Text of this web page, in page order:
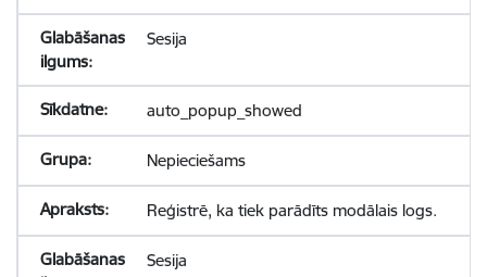
Sesija
auto_popup_showed
Nepieciešams
Reģistrē, ka tiek parādīts modālais logs.
Sesija